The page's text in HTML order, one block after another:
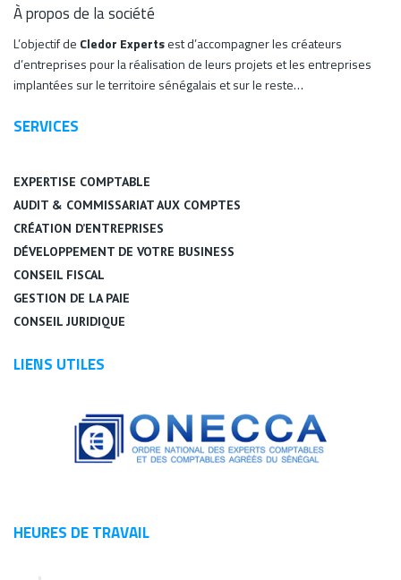
À propos de la société
L’objectif de Cledor Expertsest d’accompagner les créateurs
d’entreprises pour la réalisation de leurs projets et les entreprises
implantées sur le territoire sénégalais et sur le reste…
SERVICES
EXPERTISE COMPTABLE
AUDIT & COMMISSARIAT AUX COMPTES
CRÉATION D’ENTREPRISES
DÉVELOPPEMENT DE VOTRE BUSINESS
CONSEIL FISCAL
GESTION DE LA PAIE
CONSEIL JURIDIQUE
LIENS UTILES
HEURES DE TRAVAIL